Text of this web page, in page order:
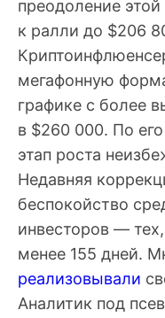
преодоление
к ралли до $206
мегафонную
графике с более
в $260 000. По
этап роста
Недавняя
беспокойство
инвесторов —
менее 155 дней.
реализовывали
Аналитик под